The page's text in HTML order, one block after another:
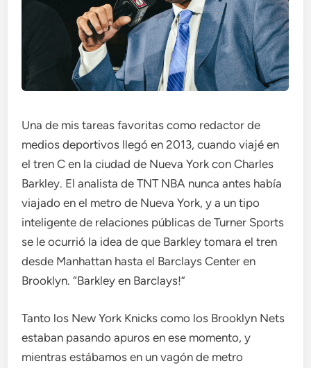
Una de mis tareas favoritas como redactor de
medios deportivos llegó en 2013, cuando viajé en
el tren C en la ciudad de Nueva York con Charles
Barkley. El analista de TNT NBA nunca antes había
viajado en el metro de Nueva York, y a un tipo
inteligente de relaciones públicas de Turner Sports
se le ocurrió la idea de que Barkley tomara el tren
desde Manhattan hasta el Barclays Center en
Brooklyn. “Barkley en Barclays!”
Tanto los New York Knicks como los Brooklyn Nets
estaban pasando apuros en ese momento, y
mientras estábamos en un vagón de metro